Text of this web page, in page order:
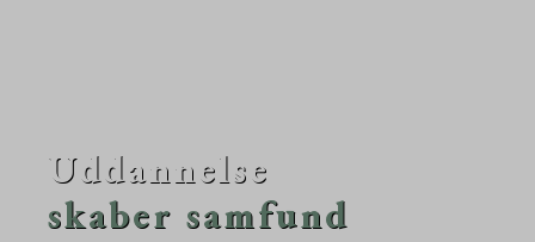
Uddannelse
skaber samfund